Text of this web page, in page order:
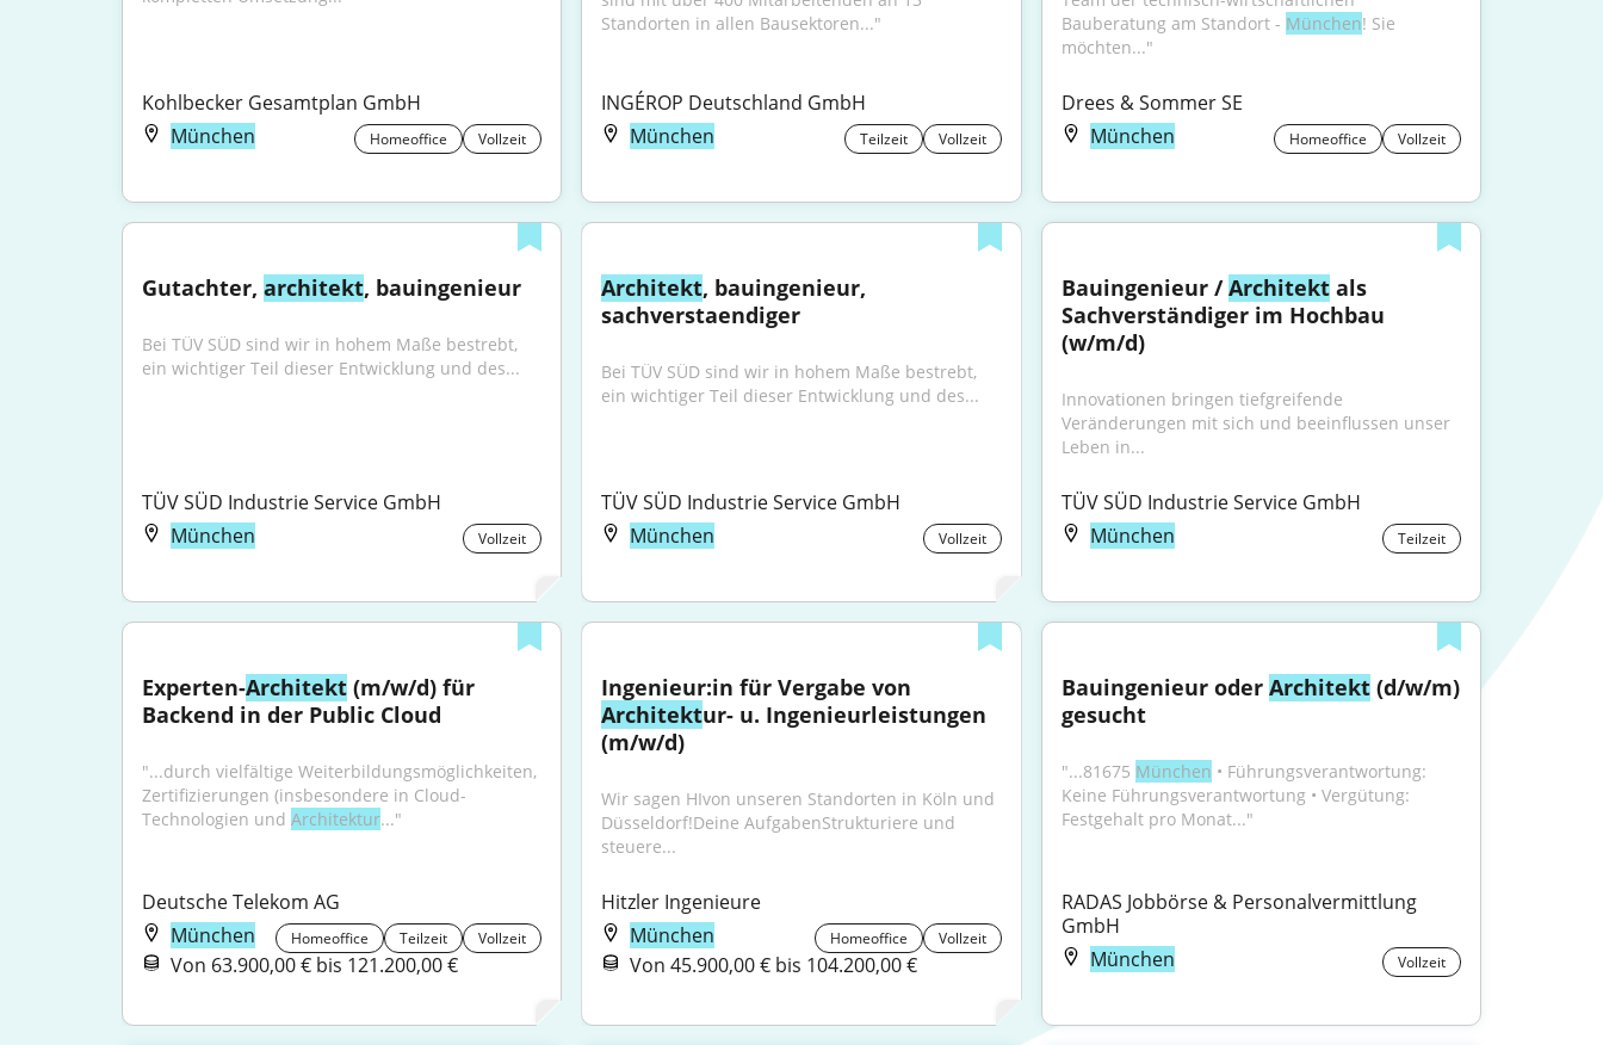
Kohlbecker Gesamtplan GmbH
München
Homeoffice Vollzeit
Standorten in allen Bausektoren..."
INGÉROP Deutschland GmbH
München
Teilzeit Vollzeit
Bauberatung am Standort - München! Sie
möchten..."
Drees & Sommer SE
München
Homeoffice Vollzeit
Gutachter, architekt, bauingenieur
Bei TÜV SÜD sind wir in hohem Maße bestrebt,
ein wichtiger Teil dieser Entwicklung und des...
TÜV SÜD Industrie Service GmbH
München
Vollzeit
Architekt, bauingenieur,
sachverstaendiger
Bei TÜV SÜD sind wir in hohem Maße bestrebt,
ein wichtiger Teil dieser Entwicklung und des...
TÜV SÜD Industrie Service GmbH
München
Vollzeit
Bauingenieur / Architekt als
Sachverständiger im Hochbau
(w/m/d)
Innovationen bringen tiefgreifende
Veränderungen mit sich und beeinflussen unser
Leben in...
TÜV SÜD Industrie Service GmbH
München
Teilzeit
Experten-Architekt (m/w/d) für
Backend in der Public Cloud
"...durch vielfältige Weiterbildungsmöglichkeiten,
Zertifizierungen (insbesondere in Cloud-
Technologien und Architektur..."
Deutsche Telekom AG
München
Homeoffice Teilzeit Vollzeit
Von 63.900,00 € bis 121.200,00 €
Architektur- u. Ingenieurleistungen
(m/w/d)
Wir sagen HIvon unseren Standorten in Köln und
Düsseldorf!Deine AufgabenStrukturiere und
steuere...
Hitzler Ingenieure
München
Homeoffice Vollzeit
Von 45.900,00 € bis 104.200,00 €
Bauingenieur oder Architekt (d/w/m)
gesucht
"...81675 München • Führungsverantwortung:
Keine Führungsverantwortung • Vergütung:
Festgehalt pro Monat..."
RADAS Jobbörse & Personalvermittlung
GmbH
München
Vollzeit